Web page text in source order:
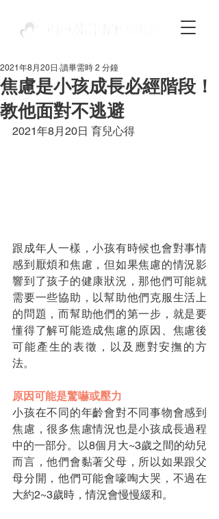
焦慮是小孩成長必經階段！
教他面對不逃避
2021年8月20日 讀畢需時 2 分鐘
2021年8月20日 育兒心得
跟成年人一樣，小孩有時候也會對事情
感到厭煩和焦慮，但如果焦慮的情況影
響到了孩子的健康狀況，那他們可能就
需要一些協助，以幫助他們克服生活上
的問題，而幫助他們的第一步，就是要
懂得了解可能造成焦慮的原因、焦慮後
可能產生的表徵，以及應對安撫的方
法。
原因可能是驚嚇或壓力
小孩在不同的年齡會對不同事物會感到
焦慮，很多焦慮情況也是小孩成長過程
中的一部分。以8個月大~3歲之間的幼兒
而言，他們會黏著父母，所以如果跟父
母分開，他們可能會嚎啕大哭，不過在
大約2~3歲時，情況會慢慢緩和。